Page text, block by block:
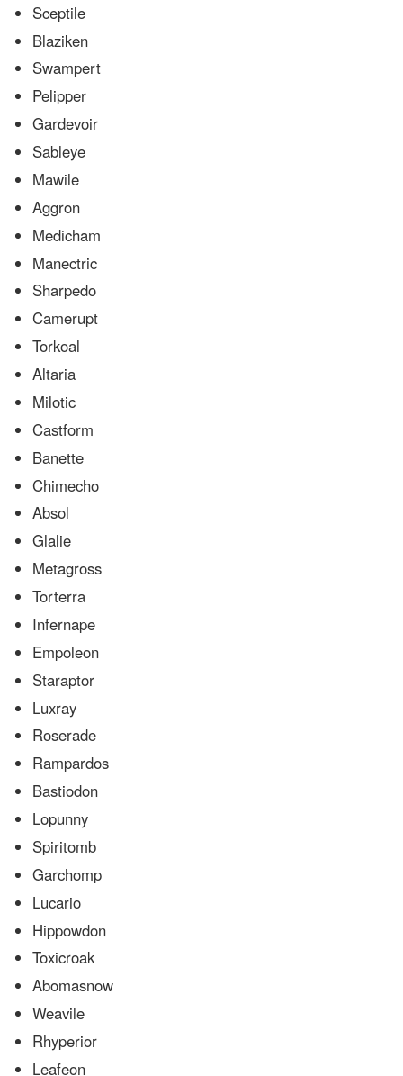
Sceptile
Blaziken
Swampert
Pelipper
Gardevoir
Sableye
Mawile
Aggron
Medicham
Manectric
Sharpedo
Camerupt
Torkoal
Altaria
Milotic
Castform
Banette
Chimecho
Absol
Glalie
Metagross
Torterra
Infernape
Empoleon
Staraptor
Luxray
Roserade
Rampardos
Bastiodon
Lopunny
Spiritomb
Garchomp
Lucario
Hippowdon
Toxicroak
Abomasnow
Weavile
Rhyperior
Leafeon